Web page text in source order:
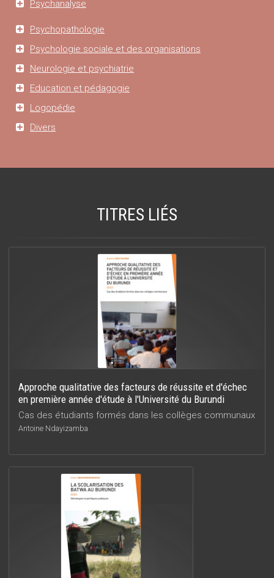
Psychanalyse
Psychopathologie
Psychologie sociale et des organisations
Neurologie et psychiatrie
Education et pédagogie
Logopédie
Divers
TITRES LIÉS
Approche qualitative des facteurs de réussite et d'échec
en première année d'étude à l'Université du Burundi
Cas des étudiants formés dans les collèges communaux
Antoine Ndayizamba